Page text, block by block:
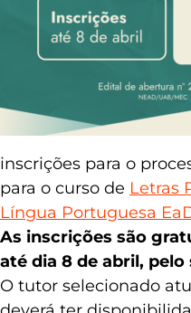
inscrições para o
para o curso de Letras
Língua Portuguesa
As inscrições são
até dia 8 de abril,
O tutor selecionado